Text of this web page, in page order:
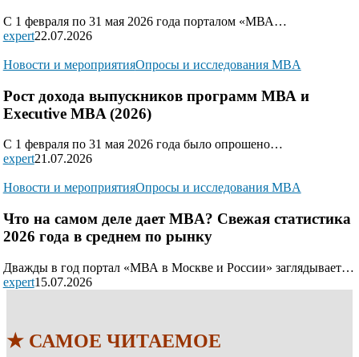
С 1 февраля по 31 мая 2026 года порталом «МВА…
expert22.07.2026
Новости и мероприятияОпросы и исследования MBA
Рост дохода выпускников программ МВА и
Executive MBA (2026)
С 1 февраля по 31 мая 2026 года было опрошено…
expert21.07.2026
Новости и мероприятияОпросы и исследования MBA
Что на самом деле дает MBA? Свежая статистика
2026 года в среднем по рынку
Дважды в год портал «МВА в Москве и России» заглядывает…
expert15.07.2026
★ САМОЕ ЧИТАЕМОЕ